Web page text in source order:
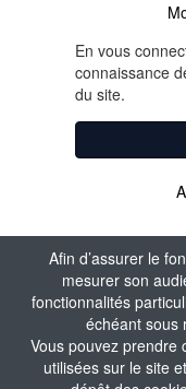
Afin d’assurer le
mesurer son
fonctionnalités
échéant sous
Vous pouvez prendre
utilisées sur le site
En vous
connaissance
du site.